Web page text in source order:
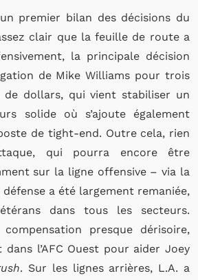
premier bilan des décisions du
clair que la feuille de route a
la principale décision
de Mike Williams pour trois
dollars, qui vient stabiliser un
solide où s’ajoute également
de tight-end. Outre cela, rien
qui pourra encore être
sur la ligne offensive – via la
défense a été largement remaniée,
dans tous les secteurs.
presque dérisoire,
l’AFC Ouest pour aider Joey
. Sur les lignes arrières, L.A. a